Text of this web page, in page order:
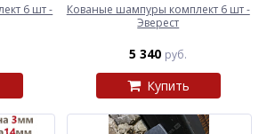
6 шт -
Кованые шампуры комплект 6 шт -
Эверест
5 340 руб.
Купить